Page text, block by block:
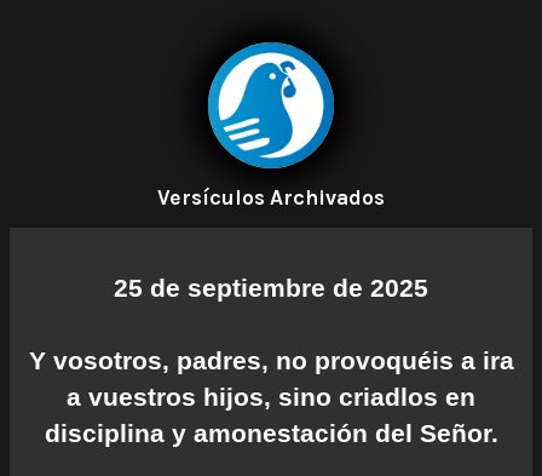
Versículos Archivados
25 de septiembre de 2025
Y vosotros, padres, no provoquéis a ira
a vuestros hijos, sino criadlos en
disciplina y amonestación del Señor.